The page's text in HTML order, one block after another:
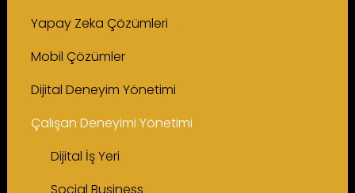
Yapay Zeka Çözümleri
Mobil Çözümler
Dijital Deneyim Yönetimi
Çalışan Deneyimi Yönetimi
Dijital İş Yeri
Social Business